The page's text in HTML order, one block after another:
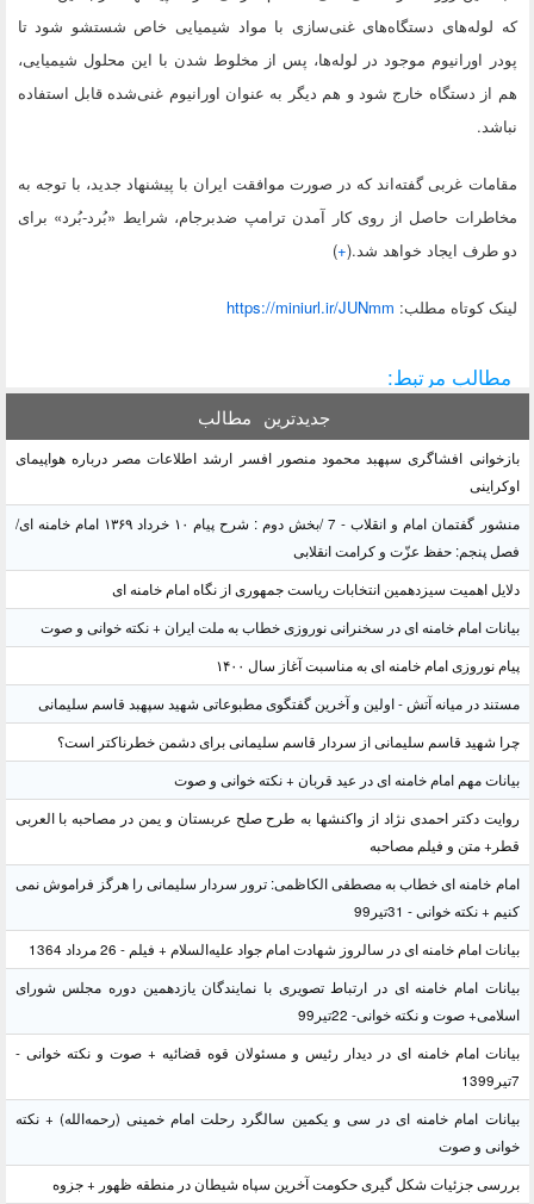
که لوله‌های دستگاه‌های غنی‌سازی با مواد شیمیایی خاص شستشو شود تا
پودر اورانیوم موجود در لوله‌ها، پس از مخلوط شدن با این محلول شیمیایی،
هم از دستگاه خارج شود و هم دیگر به عنوان اورانیوم غنی‌شده قابل استفاده
نباشد.
مقامات غربی گفته‌اند که در صورت موافقت ایران با پیشنهاد جدید، با توجه به
مخاطرات حاصل از روی کار آمدن ترامپ ضدبرجام، شرایط «بُرد-بُرد» برای
دو طرف ایجاد خواهد شد.(+
)
لينک کوتاه مطلب: https://miniurl.ir/JUNmm
مطالب مرتبط:
جدیدترین مطالب
بازخوانی افشاگری سپهبد محمود منصور افسر ارشد اطلاعات مصر درباره هواپیمای
اوکراینی
منشور گفتمان امام و انقلاب - 7 /بخش دوم : شرح پیام ۱۰ خرداد ۱۳۶۹ امام خامنه ای/
فصل پنجم: حفظ عزّت و کرامت انقلابی
دلایل اهمیت سیزدهمین انتخابات ریاست جمهوری از نگاه امام خامنه ای
بیانات امام خامنه ای در سخنرانی نوروزی خطاب به ملت ایران + نکته خوانی و صوت
پیام نوروزی امام خامنه ای به مناسبت آغاز سال ۱۴۰۰
مستند در میانه آتش - اولین و آخرین گفتگوی مطبوعاتی شهید سپهبد قاسم سلیمانی
چرا شهید قاسم سلیمانی از سردار قاسم سلیمانی برای دشمن خطرناکتر است؟
بیانات مهم امام خامنه ای در عید قربان + نکته خوانی و صوت
روایت دکتر احمدی نژاد از واکنشها به طرح صلح عربستان و یمن در مصاحبه با العربی
قطر+ متن و فیلم مصاحبه
امام خامنه ای خطاب به مصطفی الکاظمی: ترور سردار سلیمانی را هرگز فراموش نمی
کنیم + نکته خوانی - 31تیر99
بیانات امام خامنه ای در سالروز شهادت امام جواد علیه‌السلام + فیلم - 26 مرداد 1364
بیانات امام خامنه ای در ارتباط تصویری با نمایندگان یازدهمین دوره مجلس شورای
اسلامی+ صوت و نکته خوانی- 22تیر99
بیانات امام خامنه ای در دیدار رئیس و مسئولان قوه قضائیه + صوت و نکته خوانی -
7تیر1399
بیانات امام خامنه ای در سی و یکمین سالگرد رحلت امام خمینی (رحمه‌الله) + نکته
خوانی و صوت
بررسی جزئیات شکل گیری حکومت آخرین سپاه شیطان در منطقه ظهور + جزوه